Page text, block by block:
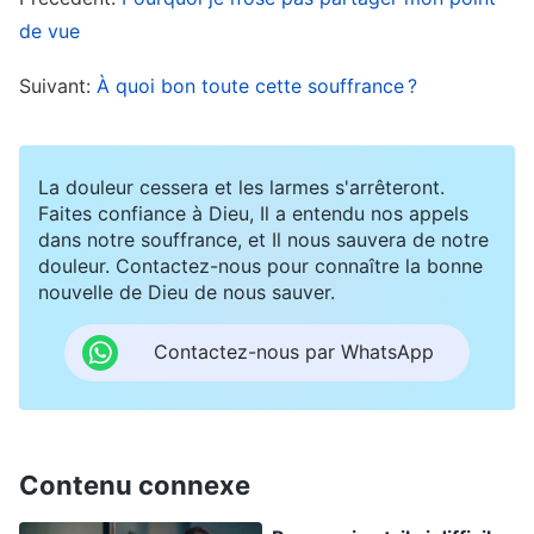
faiblesse, de rébellion et de négativité. Même
son côté faible et rebelle, voie qu’il est
corrompu et qu’il n’a pas changé du tout, il
continuera à jouer la comédie. Il pense que s’il
admet avoir des tempéraments corrompus, être
une personne ordinaire, quelqu’un d’insignifiant,
alors il perdra sa place dans le cœur des gens, il
perdra l’idolâtrie et l’adoration de tous et il aura
donc complètement échoué. Et donc, quoi qu’il
arrive, il ne s’ouvrira pas aux autres de manière
pouvoir et son statut à personne d’autre. Au lieu
de cela, il s’efforcera de rivaliser autant qu’il le
de vue
Suivant: À quoi bon toute cette souffrance ?
La douleur cessera et les larmes s'arrêteront.
Faites confiance à Dieu, Il a entendu nos appels
dans notre souffrance, et Il nous sauvera de notre
douleur. Contactez-nous pour connaître la bonne
nouvelle de Dieu de nous sauver.
Contactez-nous par WhatsApp
Contenu connexe